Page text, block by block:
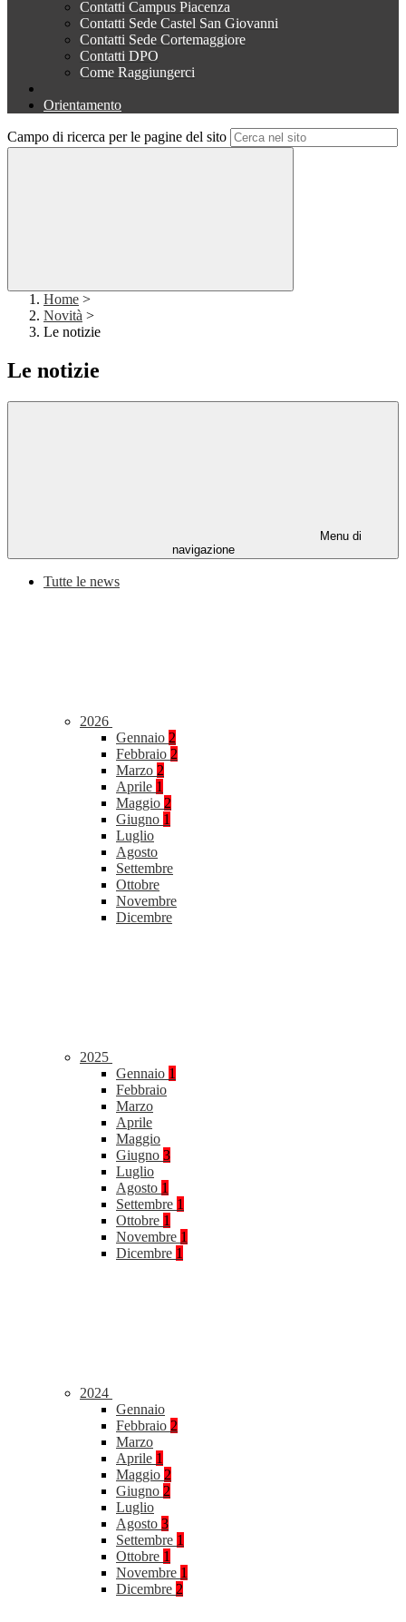
Contatti Campus Piacenza
Contatti Sede Castel San Giovanni
Contatti Sede Cortemaggiore
Contatti DPO
Come Raggiungerci
Orientamento
Campo di ricerca per le pagine del sito
Home >
Novità >
Le notizie
Le notizie
Menu di
navigazione
Tutte le news
2026
Gennaio 2
Febbraio 2
Marzo 2
Aprile 1
Maggio 2
Giugno 1
Luglio
Agosto
Settembre
Ottobre
Novembre
Dicembre
2025
Gennaio 1
Febbraio
Marzo
Aprile
Maggio
Giugno 3
Luglio
Agosto 1
Settembre 1
Ottobre 1
Novembre 1
Dicembre 1
2024
Gennaio
Febbraio 2
Marzo
Aprile 1
Maggio 2
Giugno 2
Luglio
Agosto 3
Settembre 1
Ottobre 1
Novembre 1
Dicembre 2